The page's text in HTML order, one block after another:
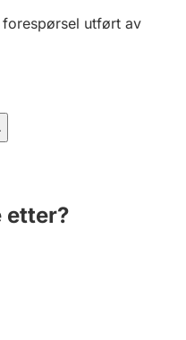
forespørsel utført av
etter?